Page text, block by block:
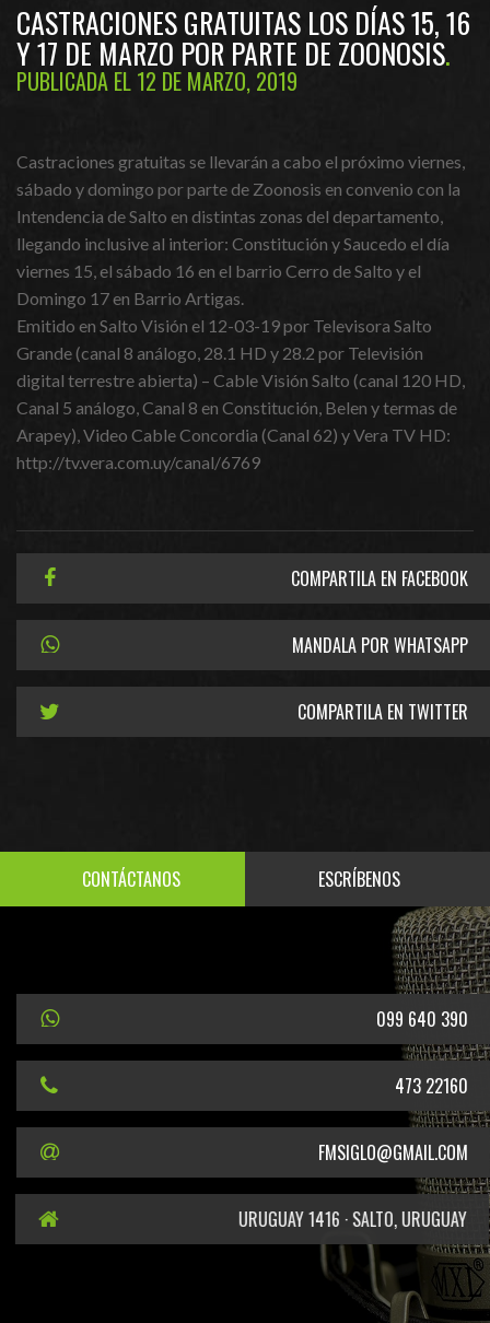
CASTRACIONES GRATUITAS LOS DÍAS 15, 16
Y 17 DE MARZO POR PARTE DE ZOONOSIS
PUBLICADA EL 12 DE MARZO, 2019
Castraciones gratuitas se llevarán a cabo el próximo viernes,
sábado y domingo por parte de Zoonosis en convenio con la
Intendencia de Salto en distintas zonas del departamento,
llegando inclusive al interior: Constitución y Saucedo el día
viernes 15, el sábado 16 en el barrio Cerro de Salto y el
Domingo 17 en Barrio Artigas.
Emitido en Salto Visión el 12-03-19 por Televisora Salto
Grande (canal 8 análogo, 28.1 HD y 28.2 por Televisión
digital terrestre abierta) – Cable Visión Salto (canal 120 HD,
Canal 5 análogo, Canal 8 en Constitución, Belen y termas de
Arapey), Video Cable Concordia (Canal 62) y Vera TV HD:
http://tv.vera.com.uy/canal/6769
COMPARTILA EN FACEBOOK
MANDALA POR WHATSAPP
COMPARTILA EN TWITTER
CONTÁCTANOS ESCRÍBENOS
099 640 390
473 22160
FMSIGLO@GMAIL.COM
URUGUAY 1416 · SALTO, URUGUAY